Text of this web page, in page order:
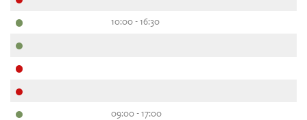
10:00 - 16:30
09:00 - 17:00